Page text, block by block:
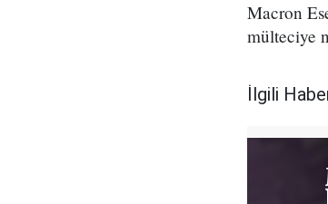
Macron
mülteciye
İlgili